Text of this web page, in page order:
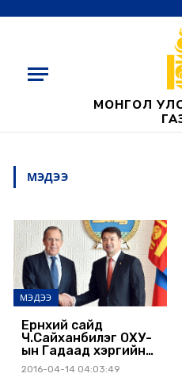
МОНГОЛ
МЭДЭЭ
МЭДЭЭ
Ерөнхий сайд
Ч.Сайханбилэг ОХУ-
ын Гадаад хэргийн
сайд С.В.Лавровыг
хүлээн авч уулзлаа
2016-04-14 04:03:49